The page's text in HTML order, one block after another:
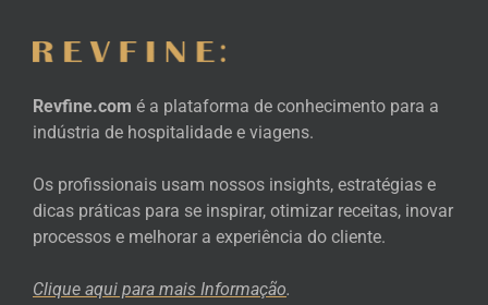
Revfine.com é a plataforma de conhecimento para a
indústria de hospitalidade e viagens.
Os profissionais usam nossos insights, estratégias e
dicas práticas para se inspirar, otimizar receitas, inovar
processos e melhorar a experiência do cliente.
Clique aqui para mais Informação.